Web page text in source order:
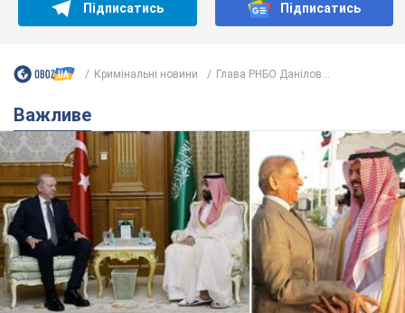
Підписатись Підписатись
Кримінальні новини Глава РНБО Данілов...
Важливе